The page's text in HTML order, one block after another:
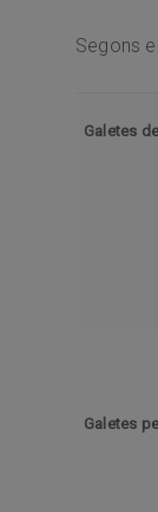
Segons
Galetes
Galetes